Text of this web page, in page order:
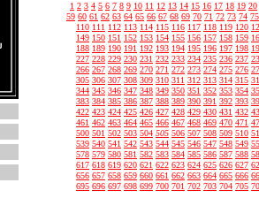
1 2 3 4 5 6 7 8 9 10 11 12 13 14 15 16 17 18 19 20
59 60 61 62 63 64 65 66 67 68 69 70 71 72 73 74 75
110 111 112 113 114 115 116 117 118 119 120
149 150 151 152 153 154 155 156 157 158 159
188 189 190 191 192 193 194 195 196 197 198
227 228 229 230 231 232 233 234 235 236 237
266 267 268 269 270 271 272 273 274 275 276
305 306 307 308 309 310 311 312 313 314 315
344 345 346 347 348 349 350 351 352 353 354
383 384 385 386 387 388 389 390 391 392 393
422 423 424 425 426 427 428 429 430 431 432
461 462 463 464 465 466 467 468 469 470 471
500 501 502 503 504 505 506 507 508 509 510
539 540 541 542 543 544 545 546 547 548 549
578 579 580 581 582 583 584 585 586 587 588
617 618 619 620 621 622 623 624 625 626 627
656 657 658 659 660 661 662 663 664 665 666
695 696 697 698 699 700 701 702 703 704 705